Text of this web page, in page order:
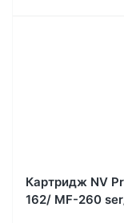
Картридж NV
162/ MF-260